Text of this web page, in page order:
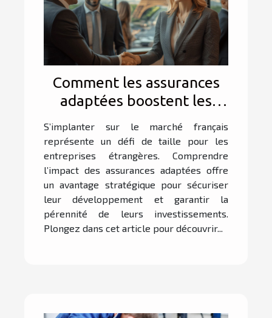
Comment les assurances
adaptées boostent les
affaires des entreprises
étrangères en France ?
S’implanter sur le marché français
représente un défi de taille pour les
entreprises étrangères. Comprendre
l’impact des assurances adaptées offre
un avantage stratégique pour sécuriser
leur développement et garantir la
pérennité de leurs investissements.
Plongez dans cet article pour découvrir...